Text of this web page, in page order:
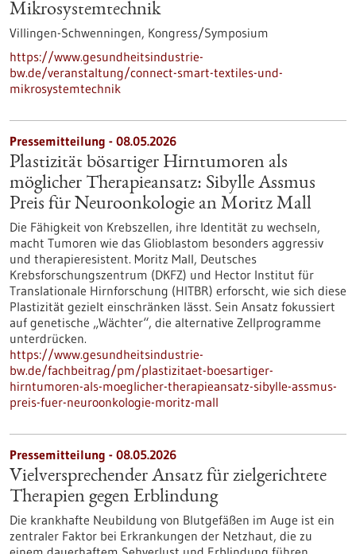
Mikrosystemtechnik
Villingen-Schwenningen, Kongress/Symposium
https://www.gesundheitsindustrie-
bw.de/veranstaltung/connect-smart-textiles-und-
mikrosystemtechnik
Pressemitteilung - 08.05.2026
Plastizität bösartiger Hirntumoren als
möglicher Therapieansatz: Sibylle Assmus
Preis für Neuroonkologie an Moritz Mall
Die Fähigkeit von Krebszellen, ihre Identität zu wechseln,
macht Tumoren wie das Glioblastom besonders aggressiv
und therapieresistent. Moritz Mall, Deutsches
Krebsforschungszentrum (DKFZ) und Hector Institut für
Translationale Hirnforschung (HITBR) erforscht, wie sich diese
Plastizität gezielt einschränken lässt. Sein Ansatz fokussiert
auf genetische „Wächter“, die alternative Zellprogramme
unterdrücken.
https://www.gesundheitsindustrie-
bw.de/fachbeitrag/pm/plastizitaet-boesartiger-
hirntumoren-als-moeglicher-therapieansatz-sibylle-assmus-
preis-fuer-neuroonkologie-moritz-mall
Pressemitteilung - 08.05.2026
Vielversprechender Ansatz für zielgerichtete
Therapien gegen Erblindung
Die krankhafte Neubildung von Blutgefäßen im Auge ist ein
zentraler Faktor bei Erkrankungen der Netzhaut, die zu